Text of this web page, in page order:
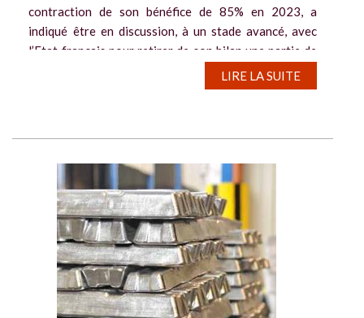
contraction de son bénéfice de 85% en 2023, a
indiqué être en discussion, à un stade avancé, avec
l’Etat français pour retirer de son bilan une partie de